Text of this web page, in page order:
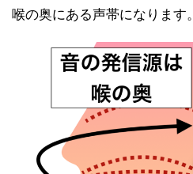
喉の奥にある声帯になります。